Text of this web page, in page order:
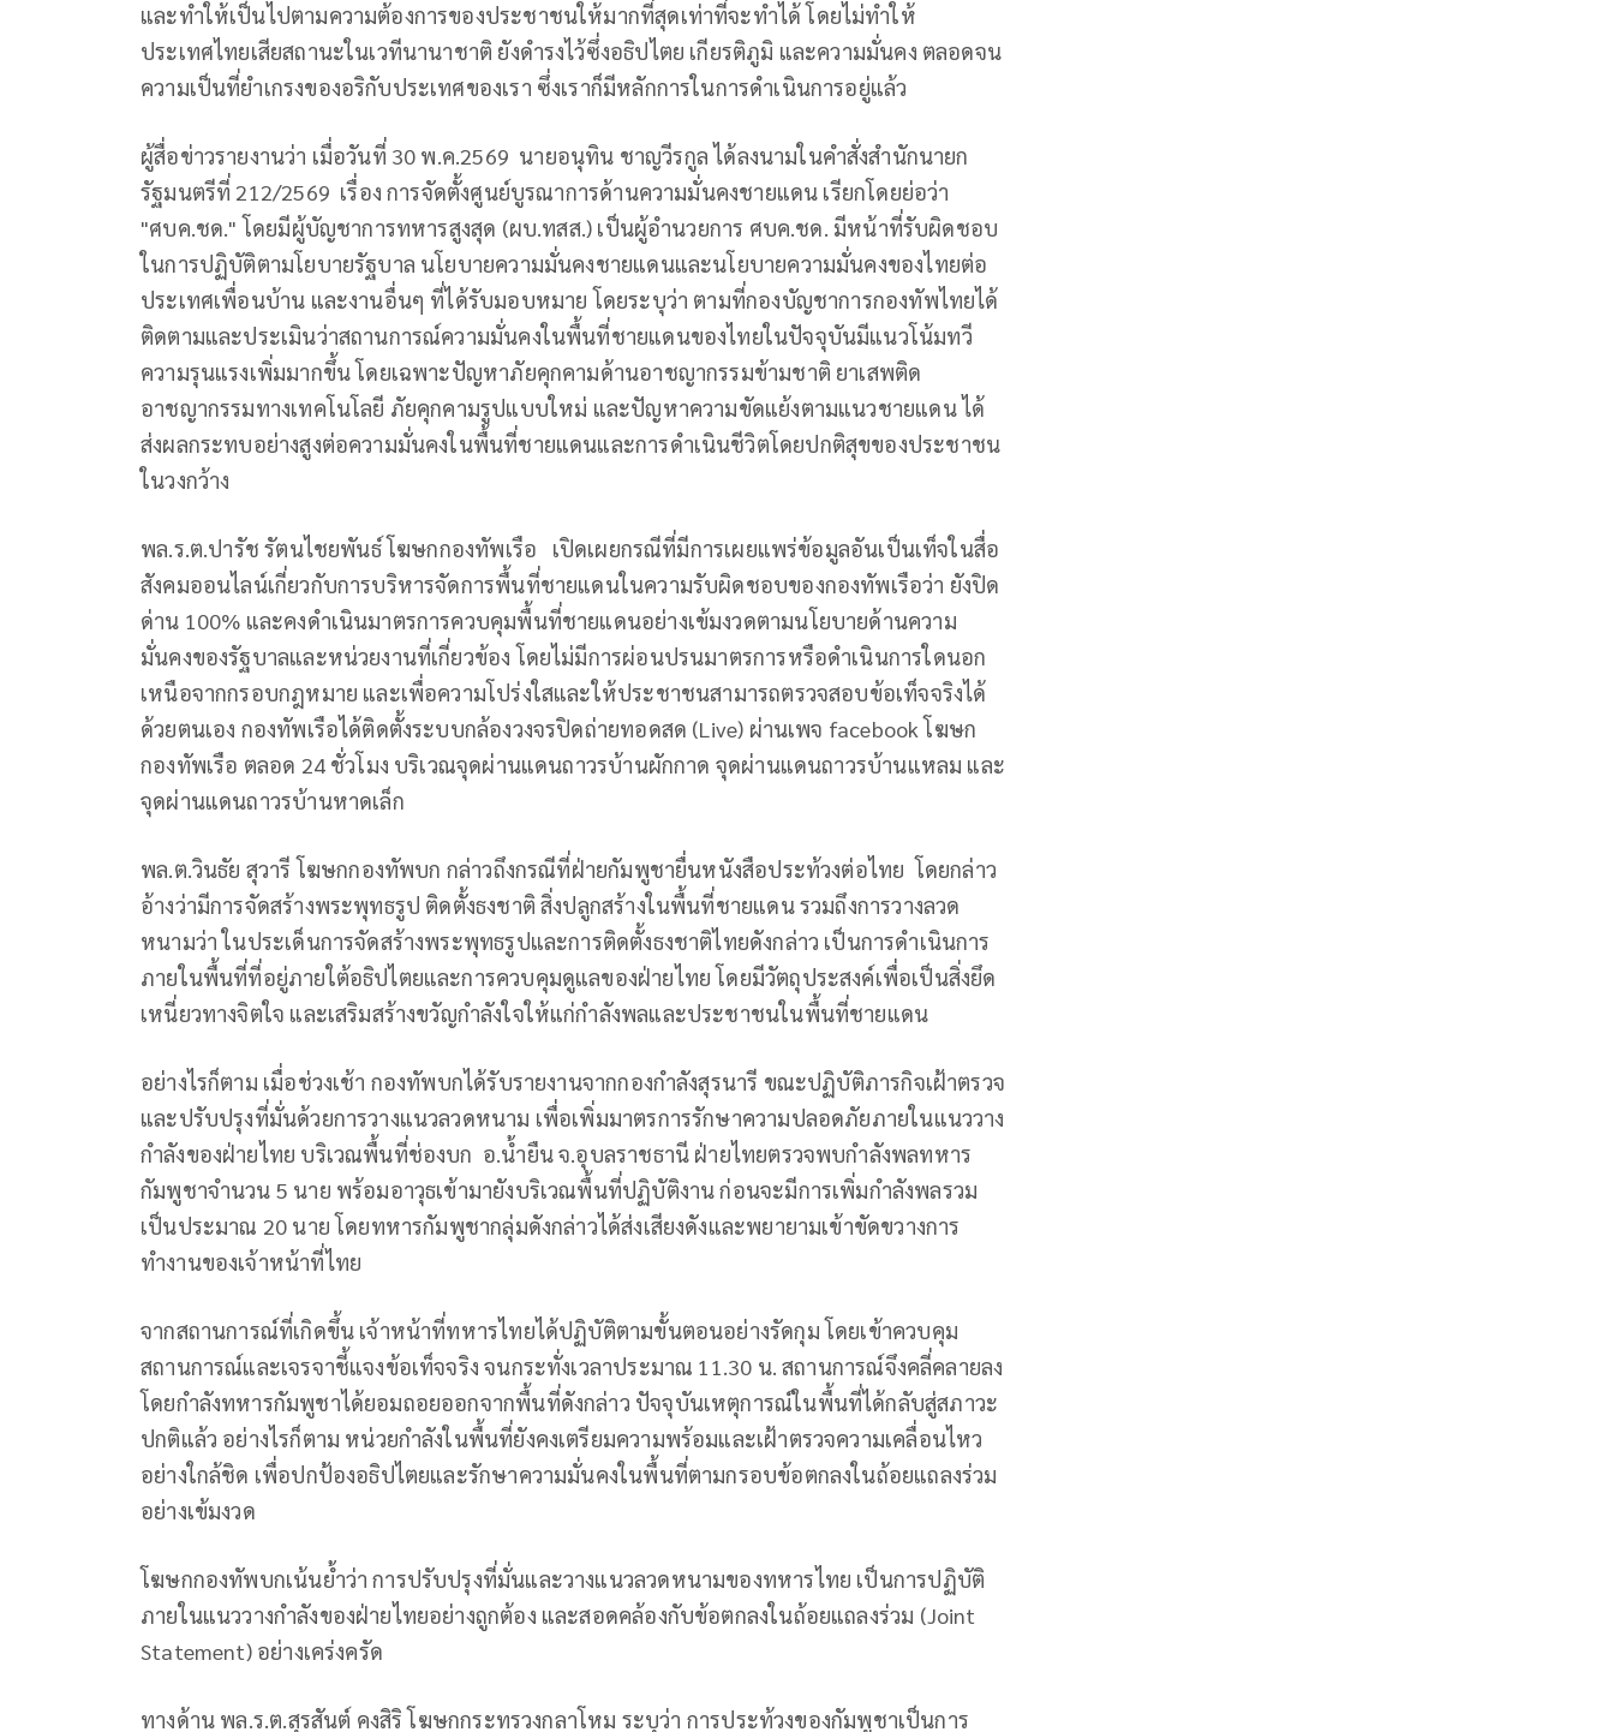
และทำให้เป็นไปตามความต้องการของประชาชนให้มากที่สุดเท่าที่จะทำได้ โดยไม่ทำให้
ประเทศไทยเสียสถานะในเวทีนานาชาติ ยังดำรงไว้ซึ่งอธิปไตย เกียรติภูมิ และความมั่นคง ตลอดจน
ความเป็นที่ยำเกรงของอริกับประเทศของเรา ซึ่งเราก็มีหลักการในการดำเนินการอยู่แล้ว
ผู้สื่อข่าวรายงานว่า เมื่อวันที่ 30 พ.ค.2569 นายอนุทิน ชาญวีรกูล ได้ลงนามในคำสั่งสำนักนายก
รัฐมนตรีที่ 212/2569 เรื่อง การจัดตั้งศูนย์บูรณาการด้านความมั่นคงชายแดน เรียกโดยย่อว่า
"ศบค.ชด." โดยมีผู้บัญชาการทหารสูงสุด (ผบ.ทสส.) เป็นผู้อำนวยการ ศบค.ชด. มีหน้าที่รับผิดชอบ
ในการปฏิบัติตามโยบายรัฐบาล นโยบายความมั่นคงชายแดนและนโยบายความมั่นคงของไทยต่อ
ประเทศเพื่อนบ้าน และงานอื่นๆ ที่ได้รับมอบหมาย โดยระบุว่า ตามที่กองบัญชาการกองทัพไทยได้
ติดตามและประเมินว่าสถานการณ์ความมั่นคงในพื้นที่ชายแดนของไทยในปัจจุบันมีแนวโน้มทวี
ความรุนแรงเพิ่มมากขึ้น โดยเฉพาะปัญหาภัยคุกคามด้านอาชญากรรมข้ามชาติ ยาเสพติด
อาชญากรรมทางเทคโนโลยี ภัยคุกคามรูปแบบใหม่ และปัญหาความขัดแย้งตามแนวชายแดน ได้
ส่งผลกระทบอย่างสูงต่อความมั่นคงในพื้นที่ชายแดนและการดำเนินชีวิตโดยปกติสุขของประชาชน
ในวงกว้าง
พล.ร.ต.ปารัช รัตนไชยพันธ์ โฆษกกองทัพเรือ เปิดเผยกรณีที่มีการเผยแพร่ข้อมูลอันเป็นเท็จในสื่อ
สังคมออนไลน์เกี่ยวกับการบริหารจัดการพื้นที่ชายแดนในความรับผิดชอบของกองทัพเรือว่า ยังปิด
ด่าน 100% และคงดำเนินมาตรการควบคุมพื้นที่ชายแดนอย่างเข้มงวดตามนโยบายด้านความ
มั่นคงของรัฐบาลและหน่วยงานที่เกี่ยวข้อง โดยไม่มีการผ่อนปรนมาตรการหรือดำเนินการใดนอก
เหนือจากกรอบกฎหมาย และเพื่อความโปร่งใสและให้ประชาชนสามารถตรวจสอบข้อเท็จจริงได้
ด้วยตนเอง กองทัพเรือได้ติดตั้งระบบกล้องวงจรปิดถ่ายทอดสด (Live) ผ่านเพจ facebook โฆษก
กองทัพเรือ ตลอด 24 ชั่วโมง บริเวณจุดผ่านแดนถาวรบ้านผักกาด จุดผ่านแดนถาวรบ้านแหลม และ
จุดผ่านแดนถาวรบ้านหาดเล็ก
พล.ต.วินธัย สุวารี โฆษกกองทัพบก กล่าวถึงกรณีที่ฝ่ายกัมพูชายื่นหนังสือประท้วงต่อไทย โดยกล่าว
อ้างว่ามีการจัดสร้างพระพุทธรูป ติดตั้งธงชาติ สิ่งปลูกสร้างในพื้นที่ชายแดน รวมถึงการวางลวด
หนามว่า ในประเด็นการจัดสร้างพระพุทธรูปและการติดตั้งธงชาติไทยดังกล่าว เป็นการดำเนินการ
ภายในพื้นที่ที่อยู่ภายใต้อธิปไตยและการควบคุมดูแลของฝ่ายไทย โดยมีวัตถุประสงค์เพื่อเป็นสิ่งยึด
เหนี่ยวทางจิตใจ และเสริมสร้างขวัญกำลังใจให้แก่กำลังพลและประชาชนในพื้นที่ชายแดน
อย่างไรก็ตาม เมื่อช่วงเช้า กองทัพบกได้รับรายงานจากกองกำลังสุรนารี ขณะปฏิบัติภารกิจเฝ้าตรวจ
และปรับปรุงที่มั่นด้วยการวางแนวลวดหนาม เพื่อเพิ่มมาตรการรักษาความปลอดภัยภายในแนววาง
กำลังของฝ่ายไทย บริเวณพื้นที่ช่องบก อ.น้ำยืน จ.อุบลราชธานี ฝ่ายไทยตรวจพบกำลังพลทหาร
กัมพูชาจำนวน 5 นาย พร้อมอาวุธเข้ามายังบริเวณพื้นที่ปฏิบัติงาน ก่อนจะมีการเพิ่มกำลังพลรวม
เป็นประมาณ 20 นาย โดยทหารกัมพูชากลุ่มดังกล่าวได้ส่งเสียงดังและพยายามเข้าขัดขวางการ
ทำงานของเจ้าหน้าที่ไทย
จากสถานการณ์ที่เกิดขึ้น เจ้าหน้าที่ทหารไทยได้ปฏิบัติตามขั้นตอนอย่างรัดกุม โดยเข้าควบคุม
สถานการณ์และเจรจาชี้แจงข้อเท็จจริง จนกระทั่งเวลาประมาณ 11.30 น. สถานการณ์จึงคลี่คลายลง
โดยกำลังทหารกัมพูชาได้ยอมถอยออกจากพื้นที่ดังกล่าว ปัจจุบันเหตุการณ์ในพื้นที่ได้กลับสู่สภาวะ
ปกติแล้ว อย่างไรก็ตาม หน่วยกำลังในพื้นที่ยังคงเตรียมความพร้อมและเฝ้าตรวจความเคลื่อนไหว
อย่างใกล้ชิด เพื่อปกป้องอธิปไตยและรักษาความมั่นคงในพื้นที่ตามกรอบข้อตกลงในถ้อยแถลงร่วม
อย่างเข้มงวด
โฆษกกองทัพบกเน้นย้ำว่า การปรับปรุงที่มั่นและวางแนวลวดหนามของทหารไทย เป็นการปฏิบัติ
ภายในแนววางกำลังของฝ่ายไทยอย่างถูกต้อง และสอดคล้องกับข้อตกลงในถ้อยแถลงร่วม (Joint
Statement) อย่างเคร่งครัด
ทางด้าน พล.ร.ต.สุรสันต์ คงสิริ โฆษกกระทรวงกลาโหม ระบุว่า การประท้วงของกัมพูชาเป็นการ